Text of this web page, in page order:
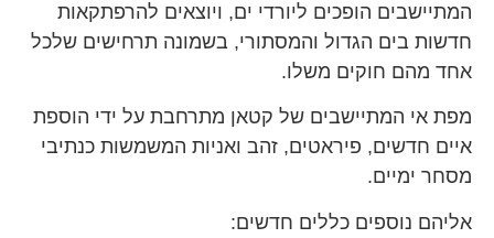
המתיישבים הופכים ליורדי ים, ויוצאים להרפתקאות
חדשות בים הגדול והמסתורי, בשמונה תרחישים שלכל
אחד מהם חוקים משלו.
מפת אי המתיישבים של קטאן מתרחבת על ידי הוספת
איים חדשים, פיראטים, זהב ואניות המשמשות כנתיבי
מסחר ימיים.
אליהם נוספים כללים חדשים: